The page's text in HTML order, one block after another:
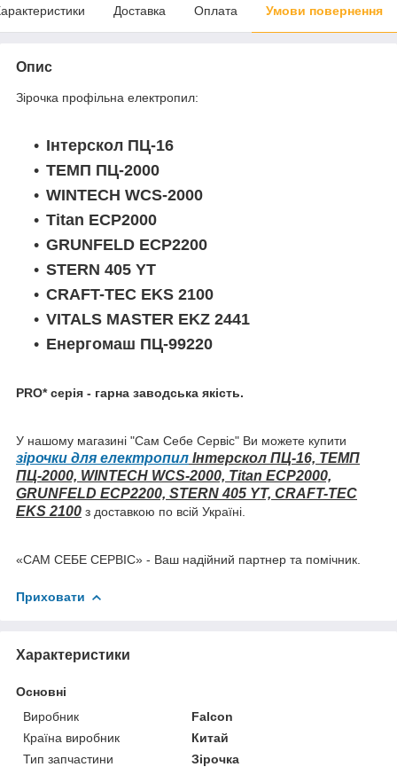
Доставка Оплата Умови повернення
Опис
Зірочка профільна електропил:
Інтерскол ПЦ-16
ТЕМП ПЦ-2000
WINTECH WCS-2000
Titan ECP2000
GRUNFELD ECP2200
STERN 405 YT
CRAFT-TEC EKS 2100
VITALS MASTER EKZ 2441
Енергомаш ПЦ-99220
PRO* серія - гарна заводська якість.
У нашому магазині "Сам Себе Сервіс" Ви можете купити
зірочки для електропил Інтерскол ПЦ-16, ТЕМП
ПЦ-2000, WINTECH WCS-2000, Titan ECP2000,
GRUNFELD ECP2200, STERN 405 YT, CRAFT-TEC
EKS 2100 з доставкою по всій Україні.
«САМ СЕБЕ СЕРВІС» - Ваш надійний партнер та помічник.
Приховати
Характеристики
Основні
Виробник
Falcon
Країна виробник
Китай
Тип запчастини
Зірочка